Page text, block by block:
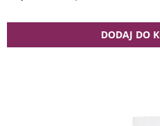
DODAJ DO